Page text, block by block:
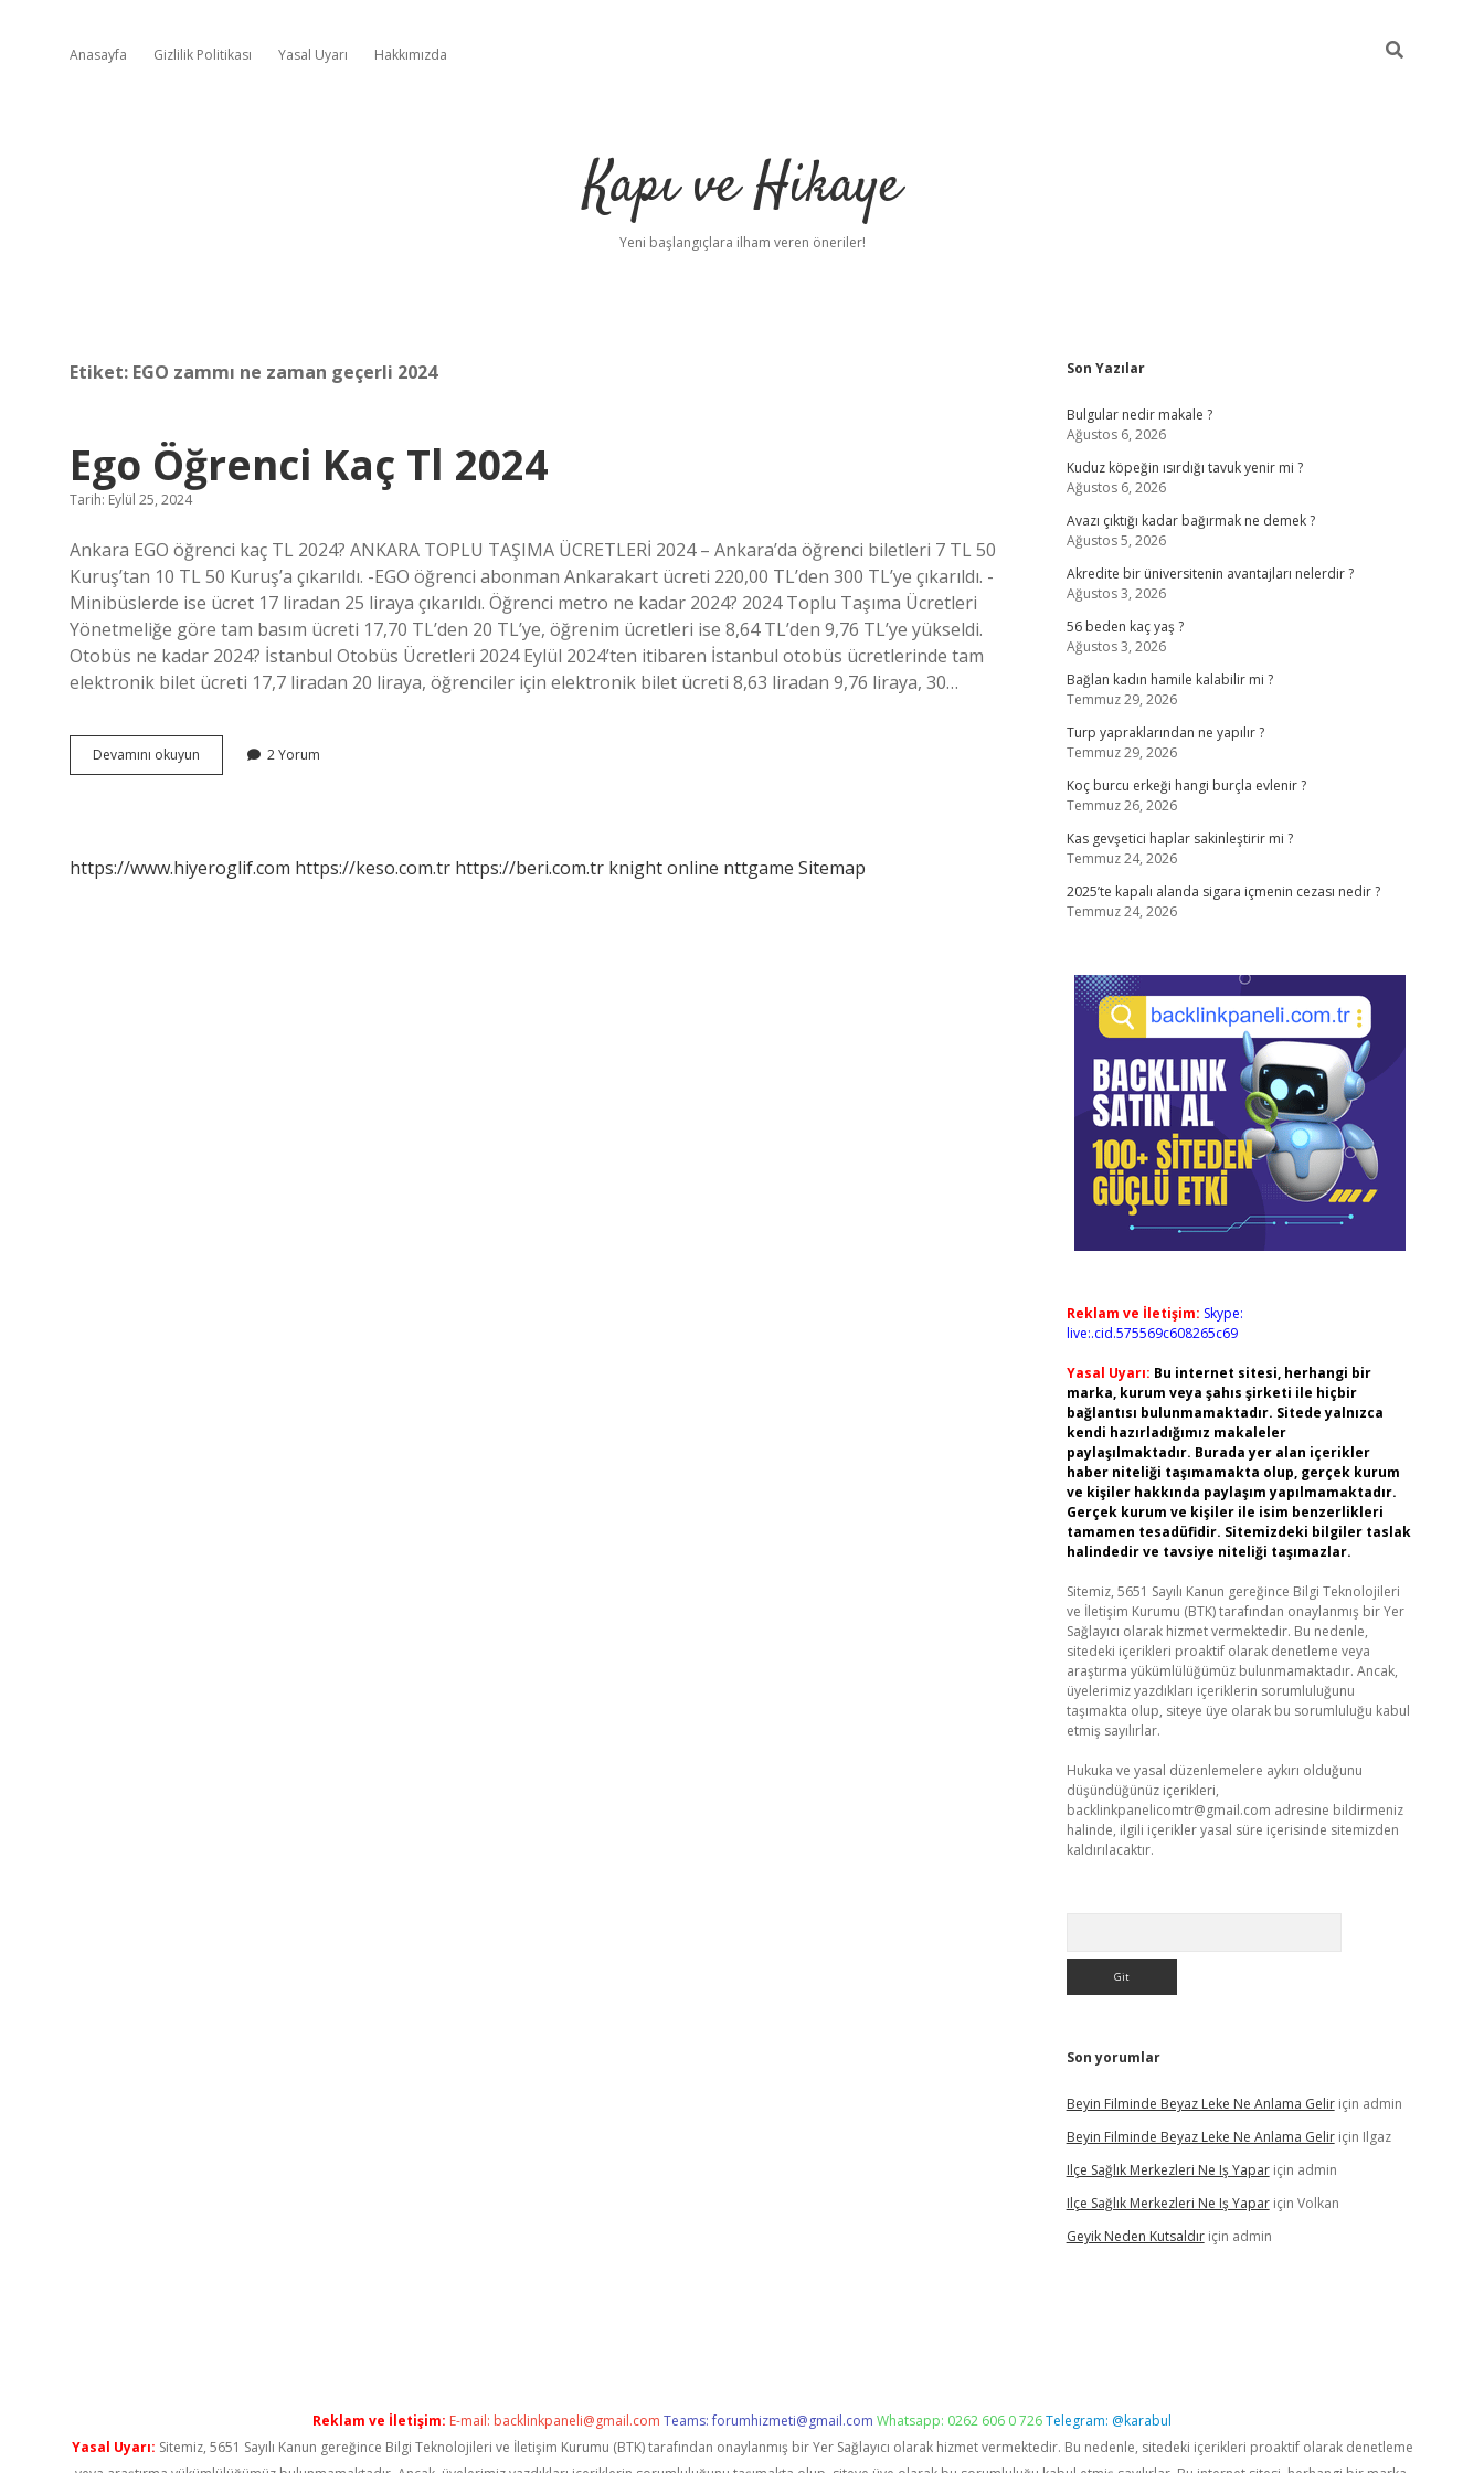
Anasayfa Gizlilik Politikası Yasal Uyarı Hakkımızda
Kapı ve Hikaye
Yeni başlangıçlara ilham veren öneriler!
Etiket: EGO zammı ne zaman geçerli 2024
Ego Öğrenci Kaç Tl 2024
Tarih: Eylül 25, 2024
Ankara EGO öğrenci kaç TL 2024? ANKARA TOPLU TAŞIMA ÜCRETLERİ 2024 – Ankara’da öğrenci biletleri 7 TL 50
Kuruş’tan 10 TL 50 Kuruş’a çıkarıldı. -EGO öğrenci abonman Ankarakart ücreti 220,00 TL’den 300 TL’ye çıkarıldı. -
Minibüslerde ise ücret 17 liradan 25 liraya çıkarıldı. Öğrenci metro ne kadar 2024? 2024 Toplu Taşıma Ücretleri
Yönetmeliğe göre tam basım ücreti 17,70 TL’den 20 TL’ye, öğrenim ücretleri ise 8,64 TL’den 9,76 TL’ye yükseldi.
Otobüs ne kadar 2024? İstanbul Otobüs Ücretleri 2024 Eylül 2024’ten itibaren İstanbul otobüs ücretlerinde tam
elektronik bilet ücreti 17,7 liradan 20 liraya, öğrenciler için elektronik bilet ücreti 8,63 liradan 9,76 liraya, 30…
Devamını okuyun
Öğrenci
2 Yorum
https://www.hiyeroglif.com https://keso.com.tr https://beri.com.tr knight online nttgame Sitemap
Sidebar
Son Yazılar
Bulgular nedir makale ?
Ağustos 6, 2026
Kuduz köpeğin ısırdığı tavuk yenir mi ?
Ağustos 6, 2026
Avazı çıktığı kadar bağırmak ne demek ?
Ağustos 5, 2026
Akredite bir üniversitenin avantajları nelerdir ?
Ağustos 3, 2026
56 beden kaç yaş ?
Ağustos 3, 2026
Bağlan kadın hamile kalabilir mi ?
Temmuz 29, 2026
Turp yapraklarından ne yapılır ?
Temmuz 29, 2026
Koç burcu erkeği hangi burçla evlenir ?
Temmuz 26, 2026
Kas gevşetici haplar sakinleştirir mi ?
Temmuz 24, 2026
2025’te kapalı alanda sigara içmenin cezası nedir ?
Temmuz 24, 2026
Reklam ve İletişim: Skype:
live:.cid.575569c608265c69
Yasal Uyarı: Bu internet sitesi, herhangi bir
marka, kurum veya şahıs şirketi ile hiçbir
bağlantısı bulunmamaktadır. Sitede yalnızca
kendi hazırladığımız makaleler
paylaşılmaktadır. Burada yer alan içerikler
haber niteliği taşımamakta olup, gerçek kurum
ve kişiler hakkında paylaşım yapılmamaktadır.
Gerçek kurum ve kişiler ile isim benzerlikleri
tamamen tesadüfidir. Sitemizdeki bilgiler taslak
halindedir ve tavsiye niteliği taşımazlar.
Sitemiz, 5651 Sayılı Kanun gereğince Bilgi Teknolojileri
ve İletişim Kurumu (BTK) tarafından onaylanmış bir Yer
Sağlayıcı olarak hizmet vermektedir. Bu nedenle,
sitedeki içerikleri proaktif olarak denetleme veya
araştırma yükümlülüğümüz bulunmamaktadır. Ancak,
üyelerimiz yazdıkları içeriklerin sorumluluğunu
taşımakta olup, siteye üye olarak bu sorumluluğu kabul
etmiş sayılırlar.
Hukuka ve yasal düzenlemelere aykırı olduğunu
düşündüğünüz içerikleri,
backlinkpanelicomtr@gmail.com adresine bildirmeniz
halinde, ilgili içerikler yasal süre içerisinde sitemizden
kaldırılacaktır.
Son yorumlar
Beyin Filminde Beyaz Leke Ne Anlama Geliriçin admin
Beyin Filminde Beyaz Leke Ne Anlama Geliriçin Ilgaz
Ilçe Sağlık Merkezleri Ne Iş Yapariçin admin
Ilçe Sağlık Merkezleri Ne Iş Yapariçin Volkan
Geyik Neden Kutsaldıriçin admin
Reklam ve İletişim: E-mail: backlinkpaneli@gmail.com Teams:forumhizmeti@gmail.com Whatsapp: 0262 606 0 726Telegram: @karabul
Yasal Uyarı: Sitemiz, 5651 Sayılı Kanun gereğince Bilgi Teknolojileri ve İletişim Kurumu (BTK) tarafından onaylanmış bir Yer Sağlayıcı olarak hizmet vermektedir. Bu nedenle, sitedeki içerikleri proaktif olarak denetleme